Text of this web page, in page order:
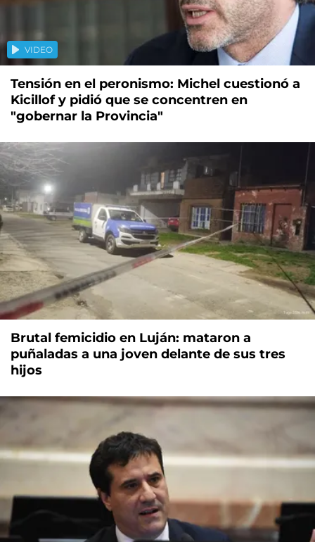
VIDEO
Tensión en el peronismo: Michel cuestionó a
Kicillof y pidió que se concentren en
"gobernar la Provincia"
Brutal femicidio en Luján: mataron a
puñaladas a una joven delante de sus tres
hijos